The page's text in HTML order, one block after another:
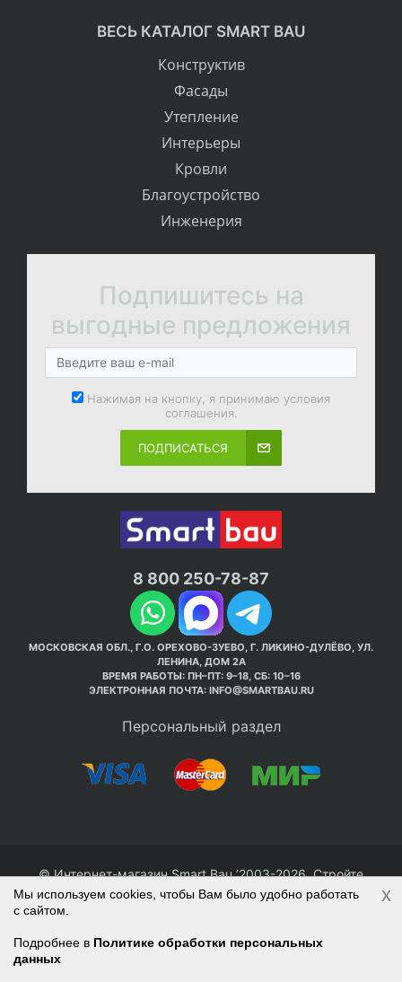
ВЕСЬ КАТАЛОГ SMART BAU
Конструктив
Фасады
Утепление
Интерьеры
Кровли
Благоустройство
Инженерия
Подпишитесь на
выгодные предложения
Нажимая на кнопку, я принимаю условия
соглашения.
ПОДПИСАТЬСЯ
8 800 250-78-87
МОСКОВСКАЯ ОБЛ., Г.О. ОРЕХОВО-ЗУЕВО, Г. ЛИКИНО-ДУЛЁВО, УЛ.
ЛЕНИНА, ДОМ 2А
ВРЕМЯ РАБОТЫ: ПН–ПТ: 9–18, СБ: 10–16
ЭЛЕКТРОННАЯ ПОЧТА: INFO@SMARTBAU.RU
Персональный раздел
© Интернет-магазин Smart Bau ’2003-2026. Стройте
правильно с 1-го раза.
Политика обработки персональных данных
Войти
Регистрация
Корзина
Мы используем cookies, чтобы Вам было удобно работать
с сайтом.
Подробнее в Политике обработки персональных
данных
x